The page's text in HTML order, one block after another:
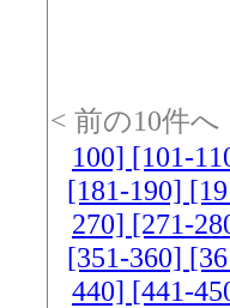
< 前の10件へ
100] [101-
[181-190]
270] [271-
[351-360]
440] [441-